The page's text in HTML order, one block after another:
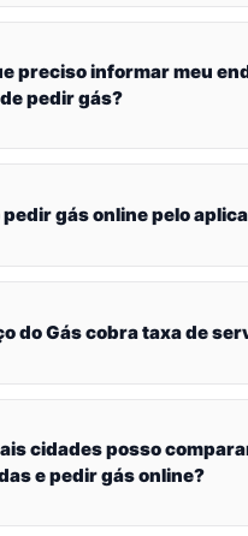
preciso informar meu
pedir gás?
pedir gás online pelo
do Gás cobra taxa de
cidades posso
e pedir gás online?